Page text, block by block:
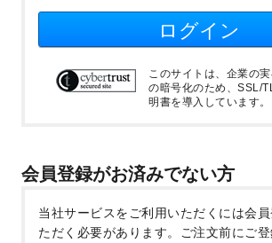
ログイン
このサイトは、企業の
の暗号化のため、SSL/
明書を導入しています。
会員登録がお済みでない方
当社サービスをご利用いただくには会
ただく必要があります。
ご注文前にご